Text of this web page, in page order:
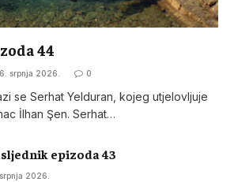
44
srpnja 2026. 0
se Serhat Yelduran, kojeg utjelovljuje
İlhan Şen. Serhat…
epizoda 43
2026.